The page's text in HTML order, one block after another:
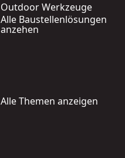
Outdoor Werkzeuge
Alle Baustellenlösungen
anzehen
Alle Themen anzeigen